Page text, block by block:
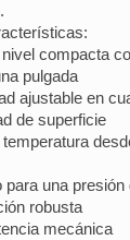
compacta
pulgada
ajustable en
de superficie
para una presión
robusta
mecánica